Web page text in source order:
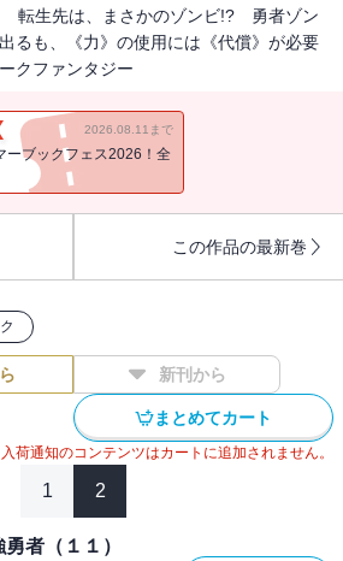
転生先は、まさかのゾンビ!? 勇者ゾン
るも、《力》の使用には《代償》が必要
クファンタジー
2026.08.11まで
ーブックフェス2026！全
この作品の最新巻
新刊から
まとめてカート
荷通知のコンテンツはカートに追加されません。
1 2
者（１１）